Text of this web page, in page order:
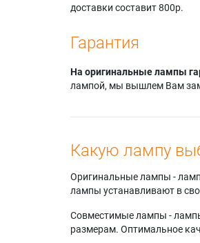
доставки составит 800р.
Гарантия
На оригинальные лампы
лампой, мы вышлем Вам
Какую лампу
Оригинальные лампы -
лампы устанавливают в
Совместимые лампы - лампы
размерам. Оптимальное